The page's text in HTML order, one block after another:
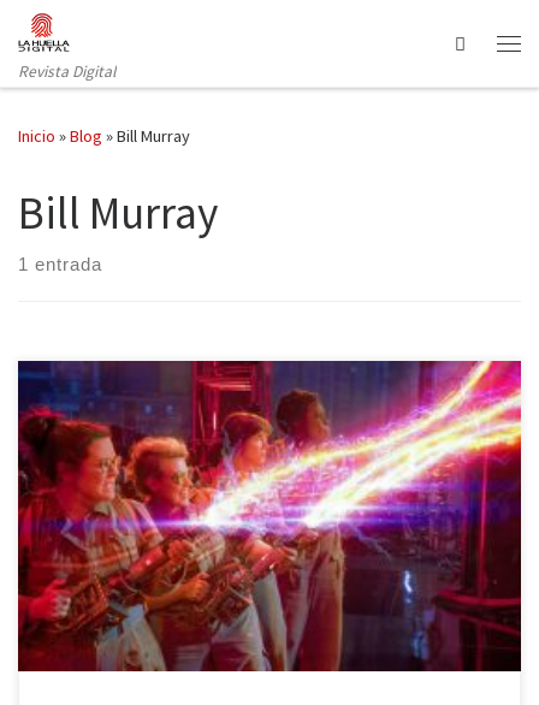
Saltar al contenido
Revista Digital
Search
Inicio »Blog »Bill Murray
Bill Murray
1 entrada
Pocas películas han causado tanta polémica como esta nueva
entrega de Cazafantasmas. Y es que el hecho de que las
protagonistas de esta entrega sean mujeres no ha hecho gracia a
la mayoría de los fans (entre los que me incluyo), y no, no ha sido
por motivos machistas, por […]